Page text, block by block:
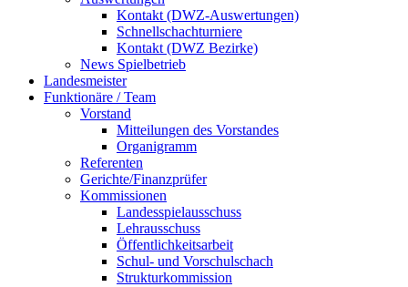
Kontakt (DWZ-Auswertungen)
Schnellschachturniere
Kontakt (DWZ Bezirke)
News Spielbetrieb
Landesmeister
Funktionäre / Team
Vorstand
Mitteilungen des Vorstandes
Organigramm
Referenten
Gerichte/Finanzprüfer
Kommissionen
Landesspielausschuss
Lehrausschuss
Öffentlichkeitsarbeit
Schul- und Vorschulschach
Strukturkommission